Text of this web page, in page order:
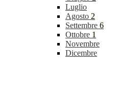
Luglio
Agosto 2
Settembre 6
Ottobre 1
Novembre
Dicembre